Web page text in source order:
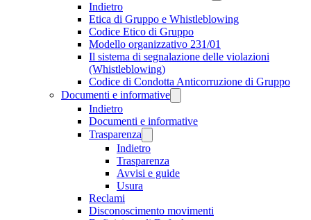
Indietro
Etica di Gruppo e Whistleblowing
Codice Etico di Gruppo
Modello organizzativo 231/01
Il sistema di segnalazione delle violazioni
(Whistleblowing)
Codice di Condotta Anticorruzione di Gruppo
Documenti e informative
Indietro
Documenti e informative
Trasparenza
Indietro
Trasparenza
Avvisi e guide
Usura
Reclami
Disconoscimento movimenti